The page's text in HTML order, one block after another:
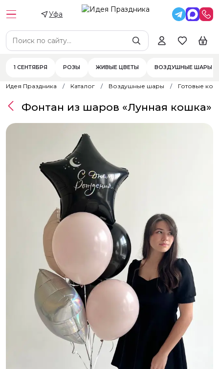
Уфа
1 СЕНТЯБРЯ РОЗЫ ЖИВЫЕ ЦВЕТЫ ВОЗДУШНЫЕ ШАРЫ
Идея Праздника Каталог Воздушные шары Готовые
Фонтан из шаров «Лунная кошка»